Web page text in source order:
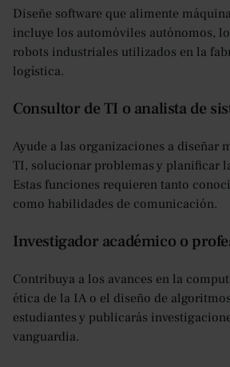
Diseñe software que alimente
incluye los automóviles autónomos,
robots industriales utilizados en la
logística.
Consultor de TI o analista de
Ayude a las organizaciones a diseñar
TI, solucionar problemas y planificar
Estas funciones requieren tanto
como habilidades de comunicación.
Investigador académico o
Contribuya a los avances en la
ética de la IA o el diseño de
estudiantes y publicarás
vanguardia.